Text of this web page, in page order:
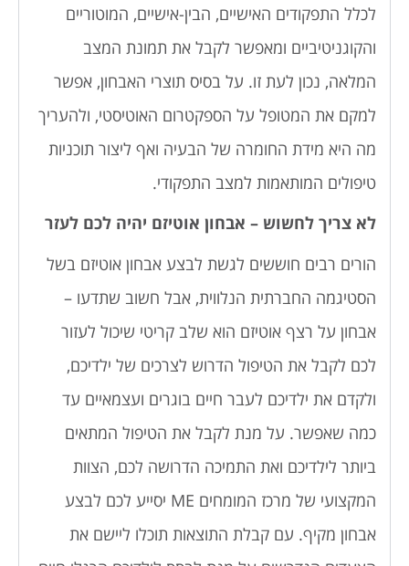
לכלל התפקודים האישיים, הבין-אישיים, המוטוריים
והקוגניטיביים ומאפשר לקבל את תמונת המצב
המלאה, נכון לעת זו. על בסיס תוצרי האבחון, אפשר
למקם את המטופל על הספקטרום האוטיסטי, ולהעריך
מה היא מידת החומרה של הבעיה ואף ליצור תוכניות
טיפולים המותאמות למצב התפקודי.
לא צריך לחשוש – אבחון אוטיזם יהיה לכם לעזר
הורים רבים חוששים לגשת לבצע אבחון אוטיזם בשל
הסטיגמה החברתית הנלווית, אבל חשוב שתדעו –
אבחון על רצף אוטיזם הוא שלב קריטי שיכול לעזור
לכם לקבל את הטיפול הדרוש לצרכים של ילדיכם,
ולקדם את ילדיכם לעבר חיים בוגרים ועצמאיים עד
כמה שאפשר. על מנת לקבל את הטיפול המתאים
ביותר לילדיכם ואת התמיכה הדרושה לכם, הצוות
המקצועי של מרכז המומחים ME יסייע לכם לבצע
אבחון מקיף. עם קבלת התוצאות תוכלו ליישם את